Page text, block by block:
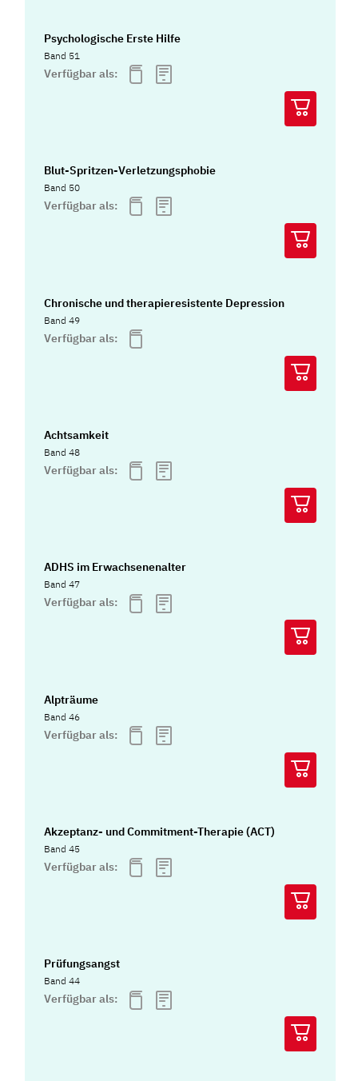
Psychologische Erste Hilfe
Band 51
Verfügbar als:
Blut-Spritzen-Verletzungsphobie
Band 50
Verfügbar als:
Chronische und therapieresistente Depression
Band 49
Verfügbar als:
Achtsamkeit
Band 48
Verfügbar als:
ADHS im Erwachsenenalter
Band 47
Verfügbar als:
Alpträume
Band 46
Verfügbar als:
Akzeptanz- und Commitment-Therapie (ACT)
Band 45
Verfügbar als:
Prüfungsangst
Band 44
Verfügbar als: